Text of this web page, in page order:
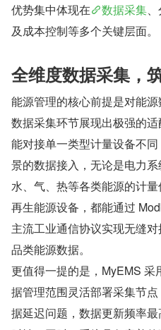
优势集中体现在
数据采集
及成本控制等多个关键层面。
全维度数据采集，
能源管理的核心前提是对能
数据采集环节展现出极强的
能对接单一类型计量设备不
景的数据接入，无论是电力
水、气、热等各类能源的计
再生能源设备，都能通过
主流工业通信协议实现无缝
品类能源数据。
更值得一提的是，MyEMS
据管理范围灵活部署采集节
据延迟问题，数据更新频率